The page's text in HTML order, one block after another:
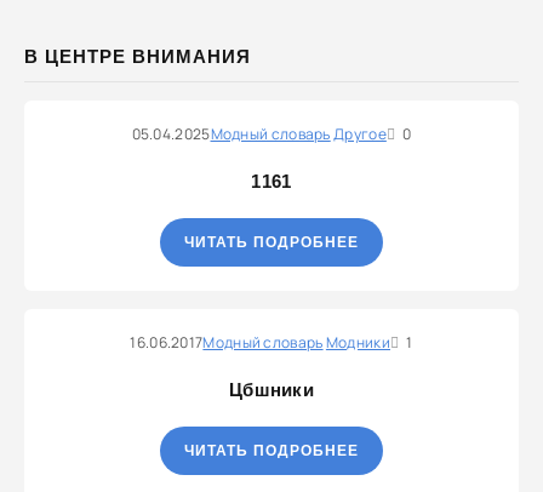
В ЦЕНТРЕ ВНИМАНИЯ
05.04.2025Модный словарьДругое 0
1161
ЧИТАТЬ ПОДРОБНЕЕ
16.06.2017Модный словарьМодники 1
Цбшники
ЧИТАТЬ ПОДРОБНЕЕ